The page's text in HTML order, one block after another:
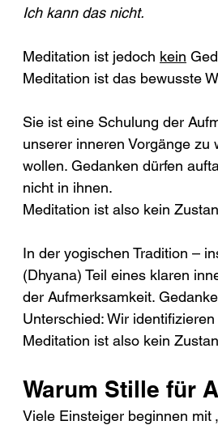
Ich kann das nicht.
Meditation ist jedoch kein
Meditation ist das bewusste
Sie ist eine Schulung der
unserer inneren Vorgänge
wollen. Gedanken dürfen
nicht in ihnen.
Meditation ist also kein
In der yogischen Tradition –
(Dhyana) Teil eines klaren
der Aufmerksamkeit.
Unterschied: Wir
Meditation ist also kein
Warum Stille für
Viele Einsteiger beginnen mit